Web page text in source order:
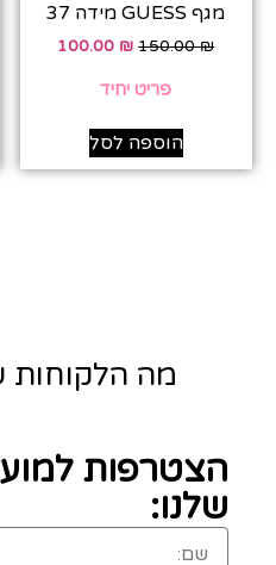
מגף GUESS מידה 37
150.00₪
100.00 ₪
פריט יחיד
הוספה לסל
מה הלקוחות
הצטרפות
שלנו: